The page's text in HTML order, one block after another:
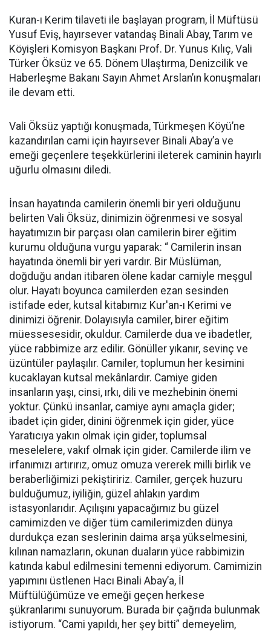
Kuran-ı Kerim tilaveti ile başlayan program, İl Müftüsü
Yusuf Eviş, hayırsever vatandaş Binali Abay, Tarım ve
Köyişleri Komisyon Başkanı Prof. Dr. Yunus Kılıç, Vali
Türker Öksüz ve 65. Dönem Ulaştırma, Denizcilik ve
Haberleşme Bakanı Sayın Ahmet Arslan’ın konuşmaları
ile devam etti.
Vali Öksüz yaptığı konuşmada, Türkmeşen Köyü’ne
kazandırılan cami için hayırsever Binali Abay’a ve
emeği geçenlere teşekkürlerini ileterek caminin hayırlı
uğurlu olmasını diledi.
İnsan hayatında camilerin önemli bir yeri olduğunu
belirten Vali Öksüz, dinimizin öğrenmesi ve sosyal
hayatımızın bir parçası olan camilerin birer eğitim
kurumu olduğuna vurgu yaparak: “ Camilerin insan
hayatında önemli bir yeri vardır. Bir Müslüman,
doğduğu andan itibaren ölene kadar camiyle meşgul
olur. Hayatı boyunca camilerden ezan sesinden
istifade eder, kutsal kitabımız Kur'an-ı Kerimi ve
dinimizi öğrenir. Dolayısıyla camiler, birer eğitim
müessesesidir, okuldur. Camilerde dua ve ibadetler,
yüce rabbimize arz edilir. Gönüller yıkanır, sevinç ve
üzüntüler paylaşılır. Camiler, toplumun her kesimini
kucaklayan kutsal mekânlardır. Camiye giden
insanların yaşı, cinsi, ırkı, dili ve mezhebinin önemi
yoktur. Çünkü insanlar, camiye aynı amaçla gider;
ibadet için gider, dinini öğrenmek için gider, yüce
Yaratıcıya yakın olmak için gider, toplumsal
meselelere, vakıf olmak için gider. Camilerde ilim ve
irfanımızı artırırız, omuz omuza vererek milli birlik ve
beraberliğimizi pekiştiririz. Camiler, gerçek huzuru
bulduğumuz, iyiliğin, güzel ahlakın yardım
istasyonlarıdır. Açılışını yapacağımız bu güzel
camimizden ve diğer tüm camilerimizden dünya
durdukça ezan seslerinin daima arşa yükselmesini,
kılınan namazların, okunan duaların yüce rabbimizin
katında kabul edilmesini temenni ediyorum. Camimizin
yapımını üstlenen Hacı Binali Abay’a, İl
Müftülüğümüze ve emeği geçen herkese
şükranlarımı sunuyorum. Burada bir çağrıda bulunmak
istiyorum. “Cami yapıldı, her şey bitti” demeyelim,